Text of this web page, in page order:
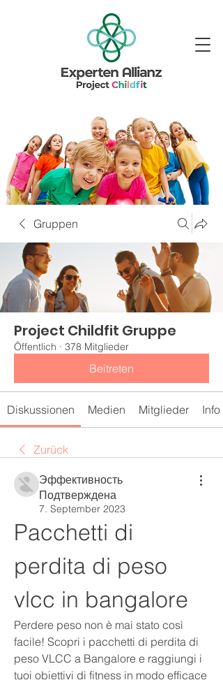
Gruppen
Project Childfit Gruppe
Öffentlich · 378 Mitglieder
Beitreten
Diskussionen Medien Mitglieder Info
Zurück
Эффективность
Подтверждена
7. September 2023
Pacchetti di
perdita di peso
vlcc in bangalore
Perdere peso non è mai stato così
facile! Scopri i pacchetti di perdita di
peso VLCC a Bangalore e raggiungi i
tuoi obiettivi di fitness in modo efficace